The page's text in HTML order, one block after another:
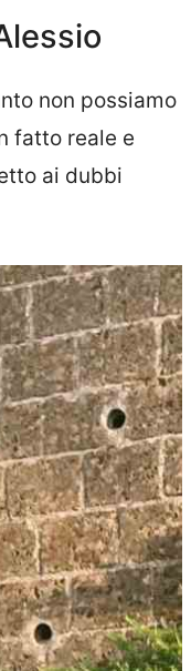
non possiamo
fatto reale e
ai dubbi